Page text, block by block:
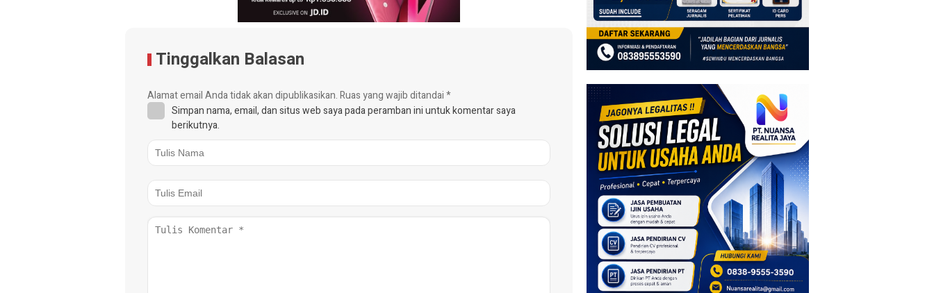
Tinggalkan Balasan
Alamat email Anda tidak akan dipublikasikan.Ruas yang wajib ditandai*
Simpan nama, email, dan situs web saya pada peramban ini untuk komentar saya
berikutnya.